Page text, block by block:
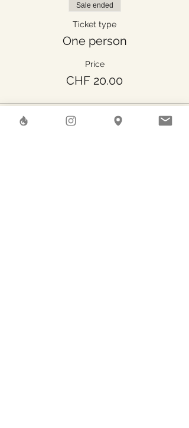
Sale ended
Ticket type
One person
Price
CHF 20.00